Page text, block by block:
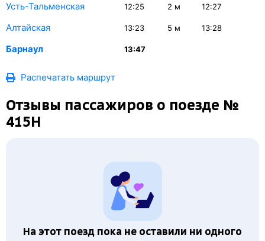
Усть-Тальменская 12:25 2 м 12:27
Алтайская 13:23 5 м 13:28
Барнаул 13:47
Распечатать маршрут
Отзывы пассажиров о поезде №
415Н
На этот поезд пока не оставили ни одного